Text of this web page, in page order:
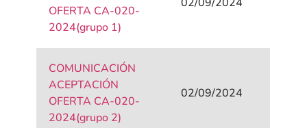
OFERTA CA-020-
2024(grupo 1)
COMUNICACIÓN
ACEPTACIÓN
OFERTA CA-020-
2024(grupo 2)
02/09/2024